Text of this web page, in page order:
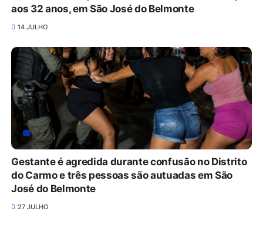
aos 32 anos, em São José do Belmonte
14 JULHO
Gestante é agredida durante confusão no Distrito
do Carmo e três pessoas são autuadas em São
José do Belmonte
27 JULHO